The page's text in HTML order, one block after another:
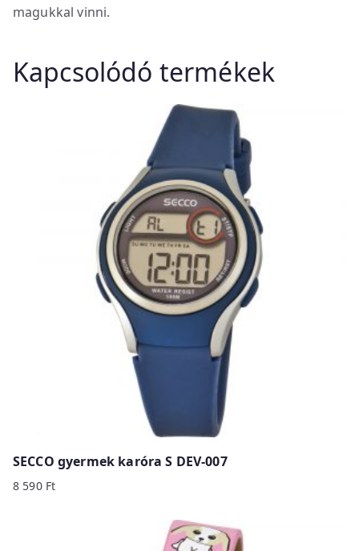
magukkal vinni.
Kapcsolódó termékek
SECCO gyermek karóra S DEV-007
8 590 Ft